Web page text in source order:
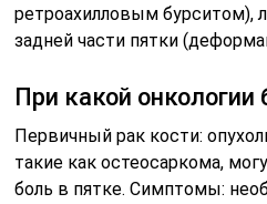
ретроахилловым бурситом),
задней части пятки
При какой онкологии
Первичный рак кости:
такие как остеосаркома,
боль в пятке. Симптомы: